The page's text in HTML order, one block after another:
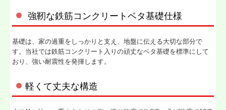
強靭な鉄筋コンクリートベタ基礎仕様
基礎は、家の過重をしっかりと支え、地盤に伝える大切な部分で
す。当社では鉄筋コンクリート入りの頑丈なベタ基礎を標準にして
おり、強い耐震性を発揮します。
軽くて丈夫な構造